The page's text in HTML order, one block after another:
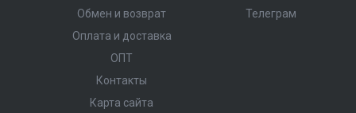
Обмен и возврат
Оплата и доставка
ОПТ
Контакты
Карта сайта
Телеграм